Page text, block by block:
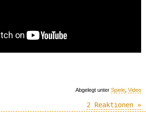
Abgelegt unter Spiele Video
2 Reaktionen »